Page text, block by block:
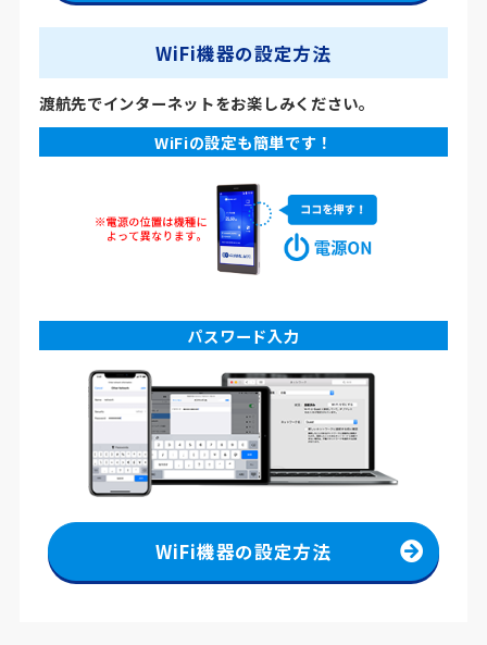
WiFi機器の設定方法
渡航先でインターネットをお楽しみください。
WiFiの設定も簡単です！
パスワード入力
WiFi機器の設定方法